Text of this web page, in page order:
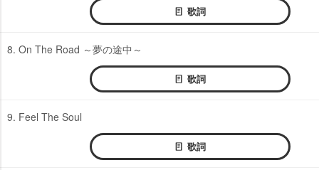
歌詞
8. On The Road ～夢の途中～
歌詞
9. Feel The Soul
歌詞